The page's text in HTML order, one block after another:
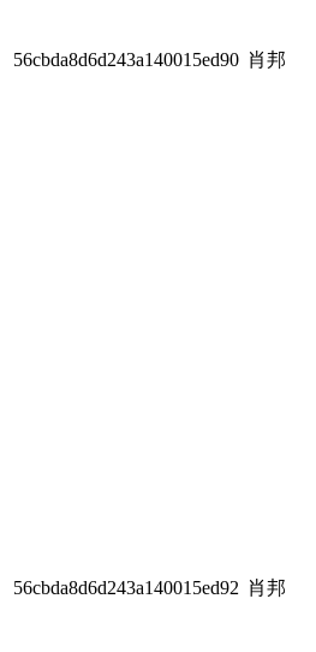
56cbda8d6d243a140015ed90 肖邦
56cbda8d6d243a140015ed92 肖邦